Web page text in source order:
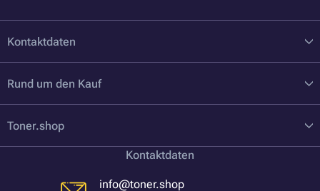
Kontaktdaten
Rund um den Kauf
Toner.shop
Kontaktdaten
info@toner.shop